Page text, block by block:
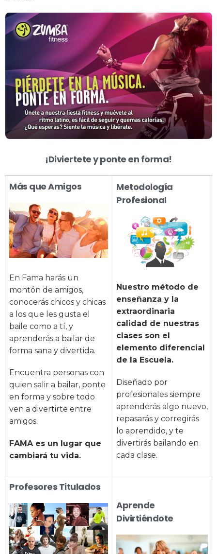
¡Diviertete y ponte en forma!
Más que Amigos
En Fama harás un
montón de amigos,
conocerás chicos y chicas
a los que les gusta el
baile como a tí, y
aprenderás a bailar de
forma sana y divertida.
Encuentra personas con
quien salir a bailar, ponte
en forma y sobre todo
ven a divertirte entre
amigos.
FAMA es un lugar que
cambiará tu vida.
Metodología
Profesional
Nuestro método de
enseñanza y la
extraordinaria
calidad de nuestras
clases son el
elemento diferencial
de la Escuela.
Diseñado por
profesionales siempre
aprenderás algo nuevo,
repasarás y corregirás
lo aprendido, y te
divertirás bailando en
cada clase.
Profesores Titulados
Aprende
Divirtiéndote